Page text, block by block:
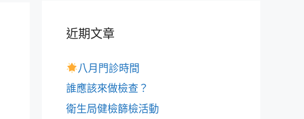
近期文章
八月門診時間
誰應該來做檢查？
衛生局健檢篩檢活動